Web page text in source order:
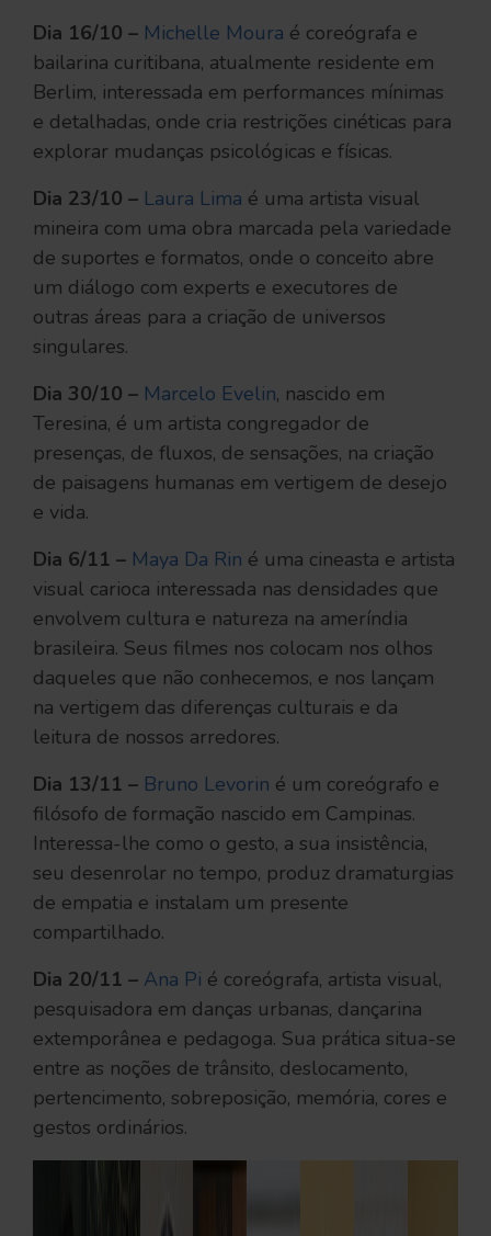
Dia 16/10 – Michelle Moura é coreógrafa e
bailarina curitibana, atualmente residente em
Berlim, interessada em performances mínimas
e detalhadas, onde cria restrições cinéticas para
explorar mudanças psicológicas e físicas.
Dia 23/10 – Laura Lima é uma artista visual
mineira com uma obra marcada pela variedade
de suportes e formatos, onde o conceito abre
um diálogo com experts e executores de
outras áreas para a criação de universos
singulares.
Dia 30/10 – Marcelo Evelin, nascido em
Teresina, é um artista congregador de
presenças, de fluxos, de sensações, na criação
de paisagens humanas em vertigem de desejo
e vida.
Dia 6/11 – Maya Da Rin é uma cineasta e artista
visual carioca interessada nas densidades que
envolvem cultura e natureza na ameríndia
brasileira. Seus filmes nos colocam nos olhos
daqueles que não conhecemos, e nos lançam
na vertigem das diferenças culturais e da
leitura de nossos arredores.
Dia 13/11 – Bruno Levorin é um coreógrafo e
filósofo de formação nascido em Campinas.
Interessa-lhe como o gesto, a sua insistência,
seu desenrolar no tempo, produz dramaturgias
de empatia e instalam um presente
compartilhado.
Dia 20/11 – Ana Pi é coreógrafa, artista visual,
pesquisadora em danças urbanas, dançarina
extemporânea e pedagoga. Sua prática situa-se
entre as noções de trânsito, deslocamento,
pertencimento, sobreposição, memória, cores e
gestos ordinários.